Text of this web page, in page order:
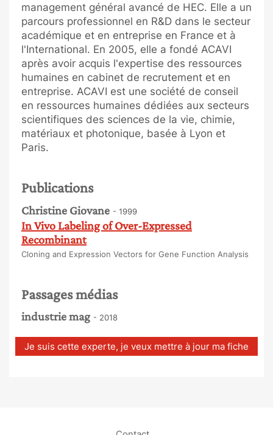
management général avancé de HEC. Elle a un
parcours professionnel en R&D dans le secteur
académique et en entreprise en France et à
l'International. En 2005, elle a fondé ACAVI
après avoir acquis l'expertise des ressources
humaines en cabinet de recrutement et en
entreprise. ACAVI est une société de conseil
en ressources humaines dédiées aux secteurs
scientifiques des sciences de la vie, chimie,
matériaux et photonique, basée à Lyon et
Paris.
Publications
Christine Giovane - 1999
In Vivo Labeling of Over-Expressed
Recombinant
Cloning and Expression Vectors for Gene Function Analysis
Passages médias
industrie mag - 2018
Je suis cette experte, je veux mettre à jour ma fiche